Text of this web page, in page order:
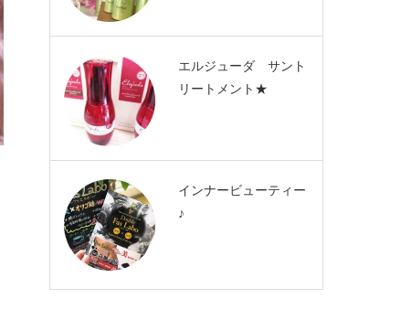
エルジューダ サント
リートメント★
インナービューティー
♪